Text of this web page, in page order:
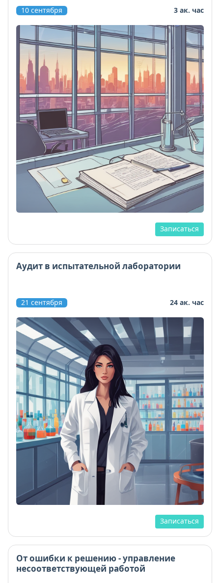
10 сентября 3 ак. час
Записаться
Аудит в испытательной лаборатории
21 сентября 24 ак. час
Записаться
От ошибки к решению - управление
несоответствующей работой